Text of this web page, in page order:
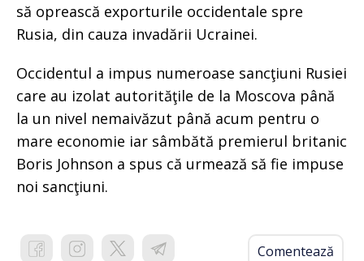
să oprească exporturile occidentale spre
Rusia, din cauza invadării Ucrainei.
Occidentul a impus numeroase sancţiuni Rusiei
care au izolat autorităţile de la Moscova până
la un nivel nemaivăzut până acum pentru o
mare economie iar sâmbătă premierul britanic
Boris Johnson a spus că urmează să fie impuse
noi sancţiuni.
Comentează